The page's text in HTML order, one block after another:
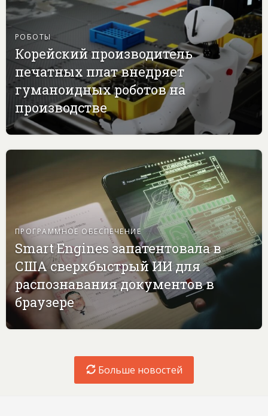
РОБОТЫ
Корейский производитель
печатных плат внедряет
гуманоидных роботов на
производстве
ПРОГРАММНОЕ ОБЕСПЕЧЕНИЕ
Smart Engines запатентовала в
США сверхбыстрый ИИ для
распознавания документов в
браузере
Больше новостей